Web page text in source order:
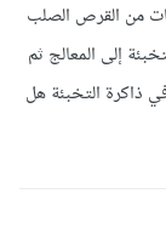
معينة
من القرص الصلب
إلى المعالج ثم
ذاكرة التخبئة هل